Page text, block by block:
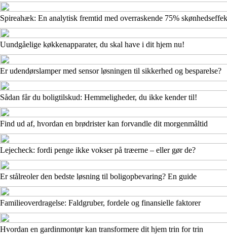
Spireahæk: En analytisk fremtid med overraskende 75%
Uundgåelige køkkenapparater, du skal have i dit hjem nu!
Er udendørslamper med sensor løsningen til sikkerhed og besparelse?
Sådan får du boligtilskud: Hemmeligheder, du ikke kender til!
Find ud af, hvordan en brødrister kan forvandle dit morgenmåltid
Lejecheck: fordi penge ikke vokser på træerne – eller gør de?
Er stålreoler den bedste løsning til boligopbevaring? En guide
Familieoverdragelse: Faldgruber, fordele og finansielle faktorer
Hvordan en gardinmontør kan transformere dit hjem trin for trin